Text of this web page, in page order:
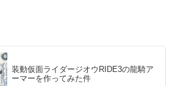
装動仮面ライダージオウRIDE3の龍騎ア
ーマーを作ってみた件